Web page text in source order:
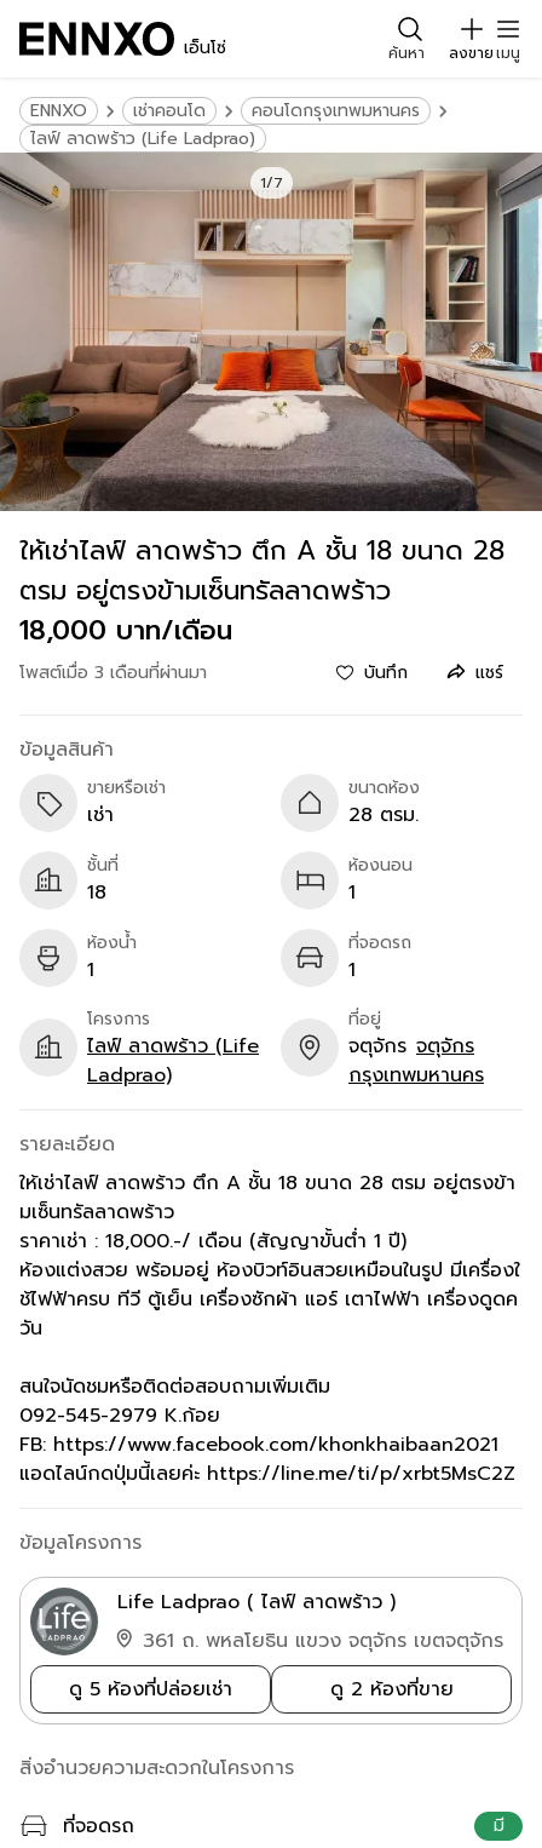
เอ็นโซ่ ค้นหา ลงขายเมนู
ENNXO เช่าคอนโด
คอนโดกรุงเทพมหานคร
ไลฟ์ ลาดพร้าว (Life Ladprao)
1/7
ให้เช่าไลฟ์ ลาดพร้าว ตึก A ชั้น 18 ขนาด 28
ตรม อยู่ตรงข้ามเซ็นทรัลลาดพร้าว
18,000 บาท/เดือน
โพสต์เมื่อ 3 เดือนที่ผ่านมา บันทึก แชร์
ข้อมูลสินค้า
ขายหรือเช่า
เช่า
ขนาดห้อง
28 ตรม.
ชั้นที่
18
ห้องนอน
1
ห้องน้ำ
1
ที่จอดรถ
1
โครงการ
ไลฟ์ ลาดพร้าว (Life
Ladprao)
ที่อยู่
จตุจักร จตุจักร
กรุงเทพมหานคร
รายละเอียด
ให้เช่าไลฟ์ ลาดพร้าว ตึก A ชั้น 18 ขนาด 28 ตรม อยู่ตรงข้า
มเซ็นทรัลลาดพร้าว
ราคาเช่า : 18,000.-/ เดือน (สัญญาขั้นต่ำ 1 ปี)
ห้องแต่งสวย พร้อมอยู่ ห้องบิวท์อินสวยเหมือนในรูป มีเครื่องใ
ช้ไฟฟ้าครบ ทีวี ตู้เย็น เครื่องซักผ้า แอร์ เตาไฟฟ้า เครื่องดูดค
วัน
สนใจนัดชมหรือติดต่อสอบถามเพิ่มเติม
092-545-2979 K.ก้อย
FB: https://www.facebook.com/khonkhaibaan2021
แอดไลน์กดปุ่มนี้เลยค่ะ https://line.me/ti/p/xrbt5MsC2Z
ข้อมูลโครงการ
Life Ladprao ( ไลฟ์ ลาดพร้าว )
361 ถ. พหลโยธิน แขวง จตุจักร เขตจตุจักร
ดู 5 ห้องที่ปล่อยเช่า
ดู 2 ห้องที่ขาย
สิ่งอำนวยความสะดวกในโครงการ
ที่จอดรถ
มี